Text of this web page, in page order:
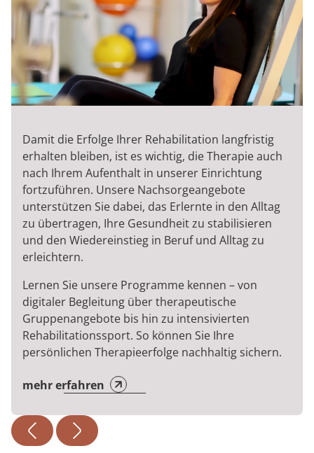
Damit die Erfolge Ihrer Rehabilitation langfristig
erhalten bleiben, ist es wichtig, die Therapie auch
nach Ihrem Aufenthalt in unserer Einrichtung
fortzuführen. Unsere Nachsorgeangebote
unterstützen Sie dabei, das Erlernte in den Alltag
zu übertragen, Ihre Gesundheit zu stabilisieren
und den Wiedereinstieg in Beruf und Alltag zu
erleichtern.
Lernen Sie unsere Programme kennen – von
digitaler Begleitung über therapeutische
Gruppenangebote bis hin zu intensivierten
Rehabilitationssport. So können Sie Ihre
persönlichen Therapieerfolge nachhaltig sichern.
mehr erfahren